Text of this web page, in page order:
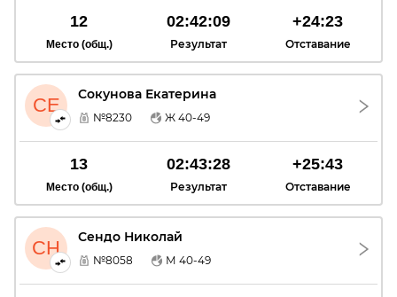
12
Место (общ.)
02:42:09
Результат
+24:23
Отставание
СЕ Сокунова Екатерина
№8230 Ж 40-49
13
Место (общ.)
02:43:28
Результат
+25:43
Отставание
СН Сендо Николай
№8058 М 40-49